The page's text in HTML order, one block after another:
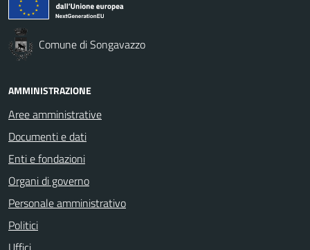
Comune di Songavazzo
AMMINISTRAZIONE
Aree amministrative
Documenti e dati
Enti e fondazioni
Organi di governo
Personale amministrativo
Politici